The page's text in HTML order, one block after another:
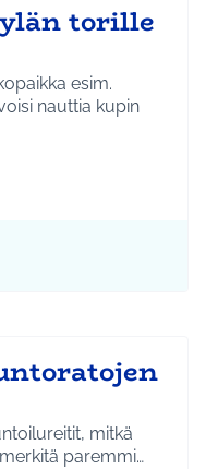
torille
esim.
nauttia kupin
Ympäristö
mitkä
paremmi…